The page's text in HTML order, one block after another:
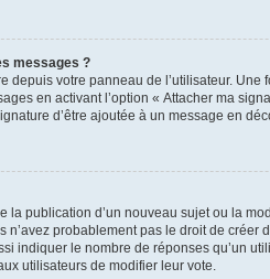
messages ?
depuis votre panneau de l’utilisateur. Une
en activant l’option « Attacher ma
d’être ajoutée à un message en
la publication d’un nouveau sujet ou la
n’avez probablement pas le droit de
indiquer le nombre de réponses qu’un
utilisateurs de modifier leur vote.